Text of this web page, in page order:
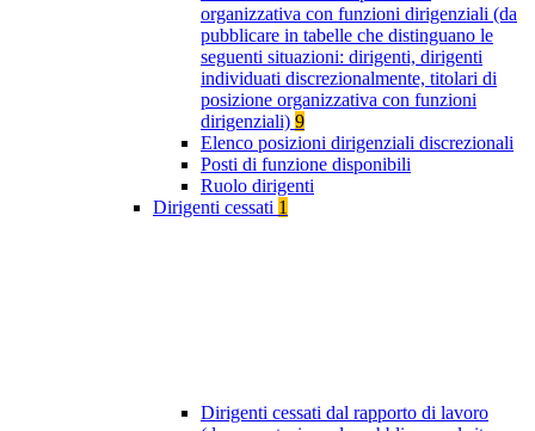
organizzativa con funzioni dirigenziali (da
pubblicare in tabelle che distinguano le
seguenti situazioni: dirigenti, dirigenti
individuati discrezionalmente, titolari di
posizione organizzativa con funzioni
dirigenziali) 9
Elenco posizioni dirigenziali discrezionali
Posti di funzione disponibili
Ruolo dirigenti
Dirigenti cessati 1
Dirigenti cessati dal rapporto di lavoro